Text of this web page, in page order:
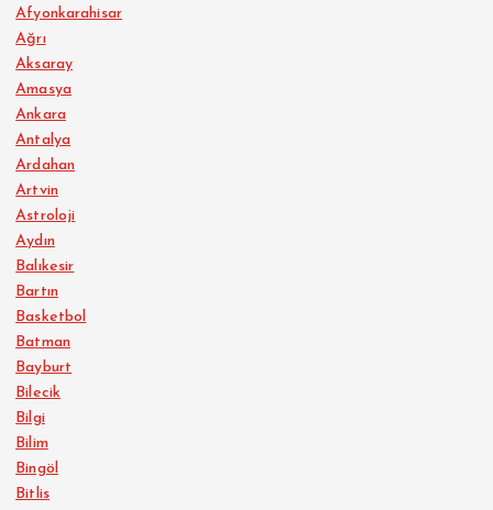
Afyonkarahisar
Ağrı
Aksaray
Amasya
Ankara
Antalya
Ardahan
Artvin
Astroloji
Aydın
Balıkesir
Bartın
Basketbol
Batman
Bayburt
Bilecik
Bilgi
Bilim
Bingöl
Bitlis